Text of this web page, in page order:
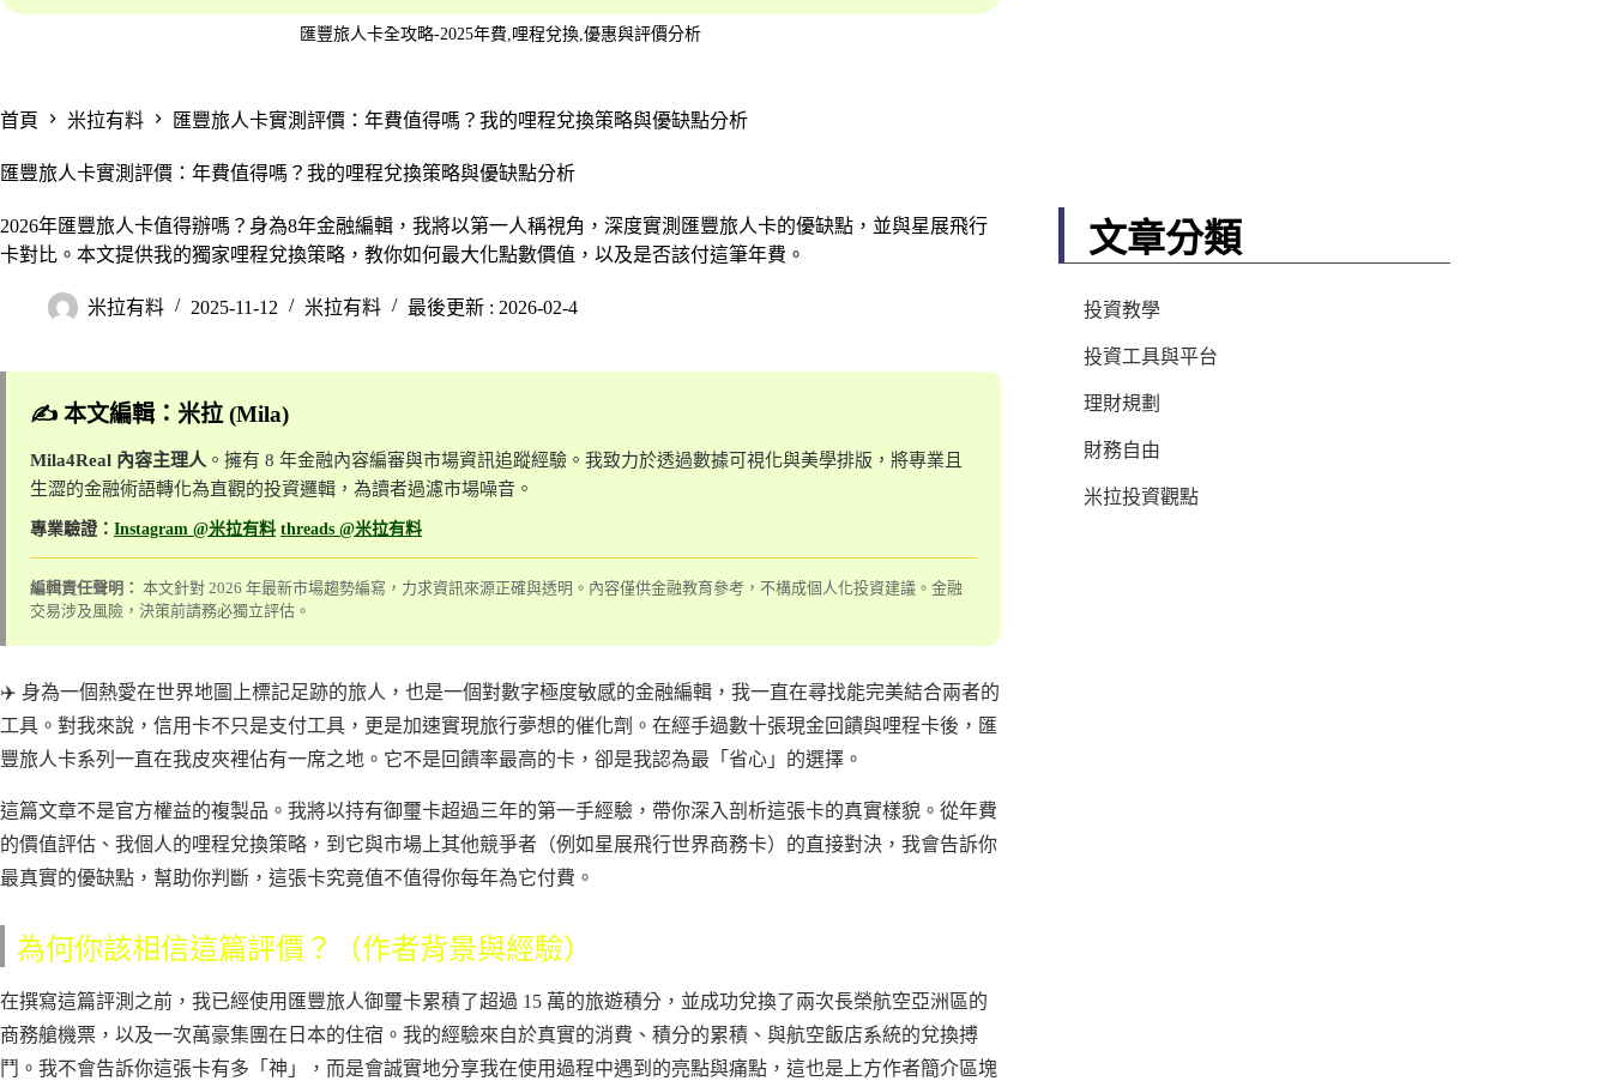
匯豐旅人卡全攻略-2025年費,哩程兌換,優惠與評價分析
首頁 米拉有料 匯豐旅人卡實測評價：年費值得嗎？我的哩程兌換策略與優缺點分析
匯豐旅人卡實測評價：年費值得嗎？我的哩程兌換策略與優缺點分析
2026年匯豐旅人卡值得辦嗎？身為8年金融編輯，我將以第一人稱視角，深度實測匯豐旅人卡的優缺點，並與星展飛行
卡對比。本文提供我的獨家哩程兌換策略，教你如何最大化點數價值，以及是否該付這筆年費。
米拉有料 2025-11-12 米拉有料 最後更新 : 2026-02-4
✍️ 本文編輯：米拉 (Mila)
Mila4Real 內容主理人 。擁有 8 年金融內容編審與市場資訊追蹤經驗。我致力於透過數據可視化與美學排版，將專業且
生澀的金融術語轉化為直觀的投資邏輯，為讀者過濾市場噪音。
專業驗證： Instagram @米拉有料 threads @米拉有料
編輯責任聲明： 本文針對 2026 年最新市場趨勢編寫，力求資訊來源正確與透明。內容僅供金融教育參考，不構成個人化投資建議。金融
交易涉及風險，決策前請務必獨立評估。
✈️ 身為一個熱愛在世界地圖上標記足跡的旅人，也是一個對數字極度敏感的金融編輯，我一直在尋找能完美結合兩者的
工具。對我來說，信用卡不只是支付工具，更是加速實現旅行夢想的催化劑。在經手過數十張現金回饋與哩程卡後，匯
豐旅人卡系列一直在我皮夾裡佔有一席之地。它不是回饋率最高的卡，卻是我認為最「省心」的選擇。
這篇文章不是官方權益的複製品。我將以持有御璽卡超過三年的第一手經驗，帶你深入剖析這張卡的真實樣貌。從年費
的價值評估、我個人的哩程兌換策略，到它與市場上其他競爭者（例如星展飛行世界商務卡）的直接對決，我會告訴你
最真實的優缺點，幫助你判斷，這張卡究竟值不值得你每年為它付費。
為何你該相信這篇評價？（作者背景與經驗）
在撰寫這篇評測之前，我已經使用匯豐旅人御璽卡累積了超過 15 萬的旅遊積分，並成功兌換了兩次長榮航空亞洲區的
商務艙機票，以及一次萬豪集團在日本的住宿。我的經驗來自於真實的消費、積分的累積、與航空飯店系統的兌換搏
鬥。我不會告訴你這張卡有多「神」，而是會誠實地分享我在使用過程中遇到的亮點與痛點，這也是上方作者簡介區塊
文章分類
投資教學
投資工具與平台
理財規劃
財務自由
米拉投資觀點